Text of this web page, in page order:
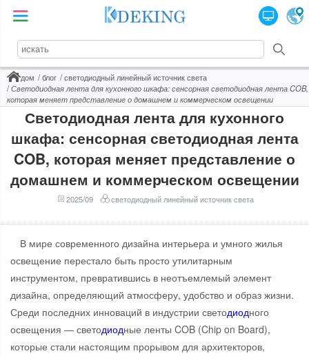
дом блог
светодиодный линейный источник света
Светодиодная лента для кухонного шкафа: сенсорная светодиодная лента COB,
которая меняет представление о домашнем и коммерческом освещении
Светодиодная лента для кухонного
шкафа: сенсорная светодиодная лента
COB, которая меняет представление о
домашнем и коммерческом освещении
2025/09 светодиодный линейный источник света
В мире современного дизайна интерьера и умного жилья
освещение перестало быть просто утилитарным
инструментом, превратившись в неотъемлемый элемент
дизайна, определяющий атмосферу, удобство и образ жизни.
Среди последних инноваций в индустрии светодиодного
освещения — светодиодные ленты COB (Chip on Board),
которые стали настоящим прорывом для архитекторов,